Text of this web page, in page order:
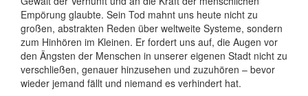
Empörung glaubte. Sein Tod mahnt uns heute nicht zu
großen, abstrakten Reden über weltweite Systeme, sondern
zum Hinhören im Kleinen. Er fordert uns auf, die Augen vor
den Ängsten der Menschen in unserer eigenen Stadt nicht zu
verschließen, genauer hinzusehen und zuzuhören – bevor
wieder jemand fällt und niemand es verhindert hat.